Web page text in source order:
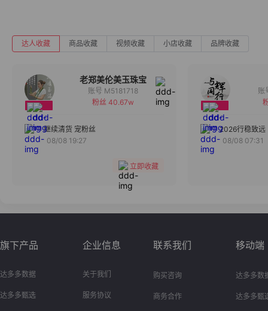
达人收藏 商品收藏 视频收藏 小店收藏 品牌收藏
老郑美伦美玉珠宝
备注
账号 M5181718
粉丝 40.67w
继续清货 宠粉丝
08/08 19:27
立即收藏
2026行稳致远
08/08 07:31
旗下产品
达多多数据
达多多甄选
企业信息
关于我们
服务协议
联系我们
购买咨询
商务合作
移动端
达多多数
达多多甄